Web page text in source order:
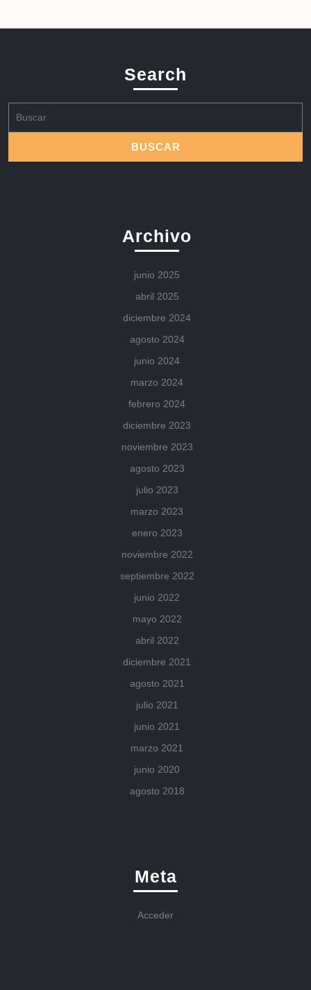
Search
Archivo
junio 2025
abril 2025
diciembre 2024
agosto 2024
junio 2024
marzo 2024
febrero 2024
diciembre 2023
noviembre 2023
agosto 2023
julio 2023
marzo 2023
enero 2023
noviembre 2022
septiembre 2022
junio 2022
mayo 2022
abril 2022
diciembre 2021
agosto 2021
julio 2021
junio 2021
marzo 2021
junio 2020
agosto 2018
Meta
Acceder